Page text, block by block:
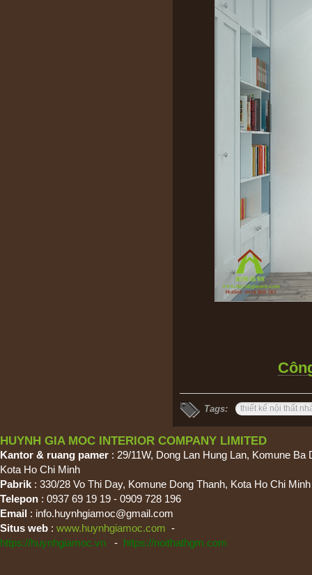
Tags: thiết kế nội thất
HUYNH GIA MOC INTERIOR COMPANY LIMITED
Kantor & ruang pamer : 29/11W, Dong Lan Hung Lan, Komune Ba
Kota Ho Chi Minh
Pabrik : 330/28 Vo Thi Day, Komune Dong Thanh, Kota Ho Chi Minh
Telepon : 0937 69 19 19 - 0909 728 196
Email : info.huynhgiamoc@gmail.com
Situs web : www.huynhgiamoc.com -
https://huynhgiamoc.vn
- https://noithathgm.com